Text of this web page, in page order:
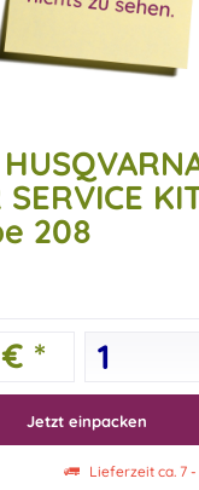
SERVICE
208
*
Jetzt einpacken
Lieferzeit ca. 7